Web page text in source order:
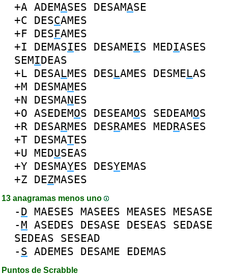
+A ADEMASES DESAMASE
+C DESCAMES
+F DESFAMES
+I DEMASIES DESAMEIS MEDIASES
SEMIDEAS
+L DESALMES DESLAMES DESMELAS
+M DESMAMES
+N DESMANES
+O ASEDEMOS DESEAMOS SEDEAMOS
+R DESARMES DESRAMES MEDRASES
+T DESMATES
+U MEDUSEAS
+Y DESMAYES DESYEMAS
+Z DEZMASES
13 anagramas menos uno
- D MAESES MASEES MEASES MESASE
-M ASEDES DESASE DESEAS SEDASE
SEDEAS SESEAD
- S ADEMES DESAME EDEMAS
Puntos de Scrabble